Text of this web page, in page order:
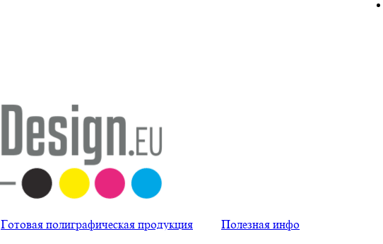
Готовая полиграфическая продукция Полезная инфо